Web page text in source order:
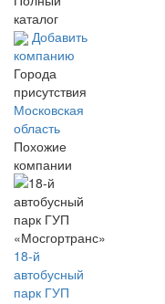
каталог
Добавить
компанию
Города
присутствия
Московская
область
Похожие
компании
18-й
автобусный
парк ГУП